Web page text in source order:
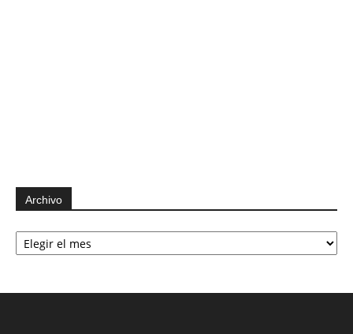
Archivo
Archivo